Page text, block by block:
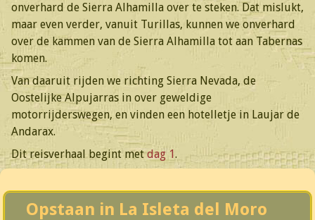
onverhard de Sierra Alhamilla over te steken. Dat mislukt,
maar even verder, vanuit Turillas, kunnen we onverhard
over de kammen van de Sierra Alhamilla tot aan Tabernas
komen.
Van daaruit rijden we richting Sierra Nevada, de
Oostelijke Alpujarras in over geweldige
motorrijderswegen, en vinden een hotelletje in Laujar de
Andarax.
Dit reisverhaal begint metdag 1.
Opstaan in La Isleta del Moro